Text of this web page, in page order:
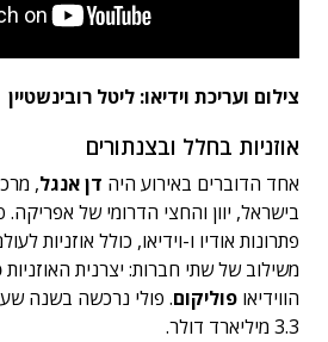
צילום ועריכת וידיאו: ליטל רובינשטיין
אוזניות בחלל ובצנתורים
אחד הדוברים באירוע היה דן אנגל,
בישראל, יוון והחצי הדרומי של
פתרונות אודיו ו-וידיאו, כולל אוזניות
משילוב של שתי חברות: יצרנית האוזניות
הווידיאו פוליקום
3.3 מיליארד דולר.